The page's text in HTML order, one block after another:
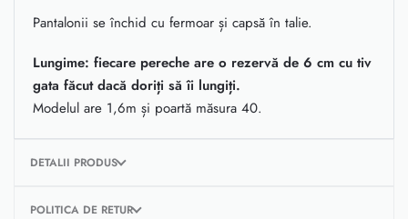
Pantalonii se închid cu fermoar și capsă în talie.
Lungime: fiecare pereche are o rezervă de 6 cm cu tiv
gata făcut dacă doriți să îi lungiți.
Modelul are 1,6m și poartă măsura 40.
DETALII PRODUS
POLITICA DE RETUR